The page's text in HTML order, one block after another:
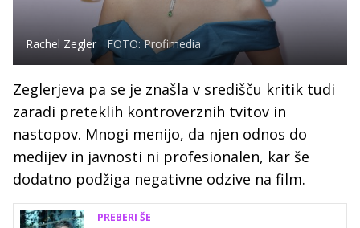
Rachel Zegler FOTO: Profimedia
Zeglerjeva pa se je znašla v središču kritik tudi
zaradi preteklih kontroverznih tvitov in
nastopov. Mnogi menijo, da njen odnos do
medijev in javnosti ni profesionalen, kar še
dodatno podžiga negativne odzive na film.
PREBERI ŠE